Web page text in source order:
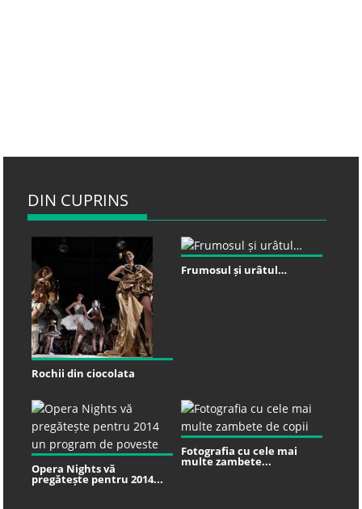
DIN CUPRINS
Rochii din ciocolata
Frumosul și urâtul…
Opera Nights vă
pregătește pentru 2014...
Fotografia cu cele mai
multe zambete...